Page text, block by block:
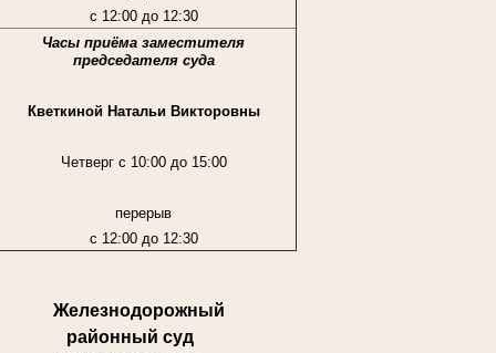
с 12:00 до 12:30
Часы приёма заместителя
председателя суда
Кветкиной Натальи Викторовны
Четверг с 10:00 до 15:00
перерыв
с 12:00 до 12:30
Железнодорожный
районный суд